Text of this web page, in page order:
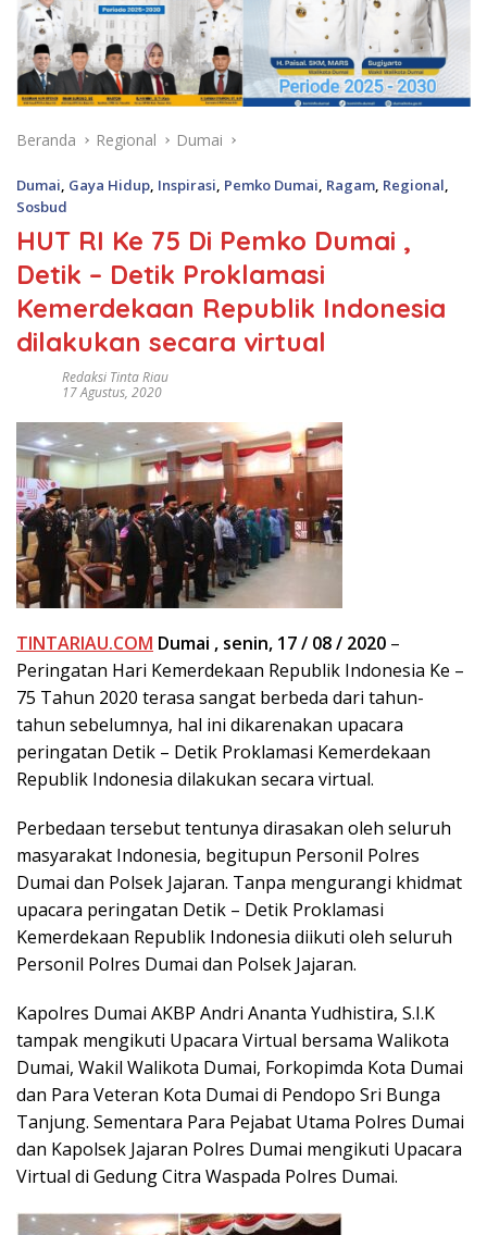
Beranda Regional Dumai
Dumai Gaya Hidup Inspirasi Pemko Dumai Ragam Regional
Sosbud
HUT RI Ke 75 Di Pemko Dumai ,
Detik – Detik Proklamasi
Kemerdekaan Republik Indonesia
dilakukan secara virtual
Redaksi Tinta Riau
17 Agustus, 2020
TINTARIAU.COM Dumai , senin, 17 / 08 / 2020 –
Peringatan Hari Kemerdekaan Republik Indonesia Ke –
75 Tahun 2020 terasa sangat berbeda dari tahun-
tahun sebelumnya, hal ini dikarenakan upacara
peringatan Detik – Detik Proklamasi Kemerdekaan
Republik Indonesia dilakukan secara virtual.
Perbedaan tersebut tentunya dirasakan oleh seluruh
masyarakat Indonesia, begitupun Personil Polres
Dumai dan Polsek Jajaran. Tanpa mengurangi khidmat
upacara peringatan Detik – Detik Proklamasi
Kemerdekaan Republik Indonesia diikuti oleh seluruh
Personil Polres Dumai dan Polsek Jajaran.
Kapolres Dumai AKBP Andri Ananta Yudhistira, S.I.K
tampak mengikuti Upacara Virtual bersama Walikota
Dumai, Wakil Walikota Dumai, Forkopimda Kota Dumai
dan Para Veteran Kota Dumai di Pendopo Sri Bunga
Tanjung. Sementara Para Pejabat Utama Polres Dumai
dan Kapolsek Jajaran Polres Dumai mengikuti Upacara
Virtual di Gedung Citra Waspada Polres Dumai.